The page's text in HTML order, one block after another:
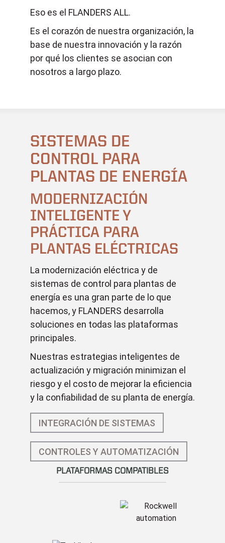
Eso es el FLANDERS ALL.
Es el corazón de nuestra organización, la
base de nuestra innovación y la razón
por qué los clientes se asocian con
nosotros a largo plazo.
SISTEMAS DE
CONTROL PARA
PLANTAS DE ENERGÍA
MODERNIZACIÓN
INTELIGENTE Y
PRÁCTICA PARA
PLANTAS ELÉCTRICAS
La modernización eléctrica y de
sistemas de control para plantas de
energía es una gran parte de lo que
hacemos, y FLANDERS desarrolla
soluciones en todas las plataformas
principales.
Nuestras estrategias inteligentes de
actualización y migración minimizan el
riesgo y el costo de mejorar la eficiencia
y la confiabilidad de su planta de energía.
INTEGRACIÓN DE SISTEMAS
CONTROLES Y AUTOMATIZACIÓN
PLATAFORMAS COMPATIBLES